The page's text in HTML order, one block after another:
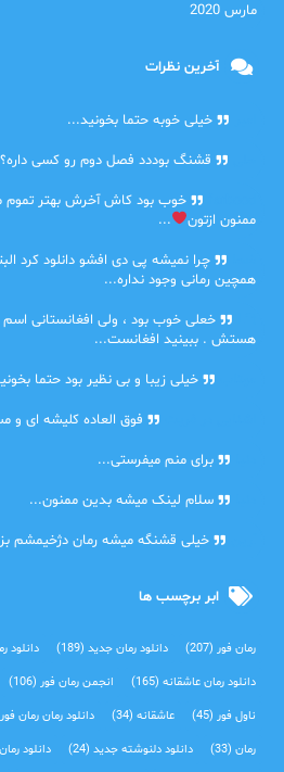
مارس 2020
آخرین نظرات
خیلی خوبه حتما بخونید...
قشنگ بوددد فصل دوم رو کسی
خوب بود کاش آخرش بهتر
ممنون ازتون
...
چرا نمیشه پی دی افشو دانلود کرد
همچین رمانی وجود نداره...
خعلی خوب بود ، ولی افغانستانی اسم
هستش . ببینید افغانست...
خیلی زیبا و بی نظیر بود حتما
فوق العاده کلیشه ای و
برای منم میفرستی...
سلام لینک میشه بدین ممنون...
خیلی قشنگه میشه رمان دژخیمشم
ابر برچسب ها
رمان فور(207) دانلود رمان جدید(189) دانلود
دانلود رمان عاشقانه(165) انجمن رمان فور(106)
ناول فور(45) عاشقانه(34) دانلود رمان رمان فور
رمان(33) دانلود دلنوشته جدید(24) دانلود